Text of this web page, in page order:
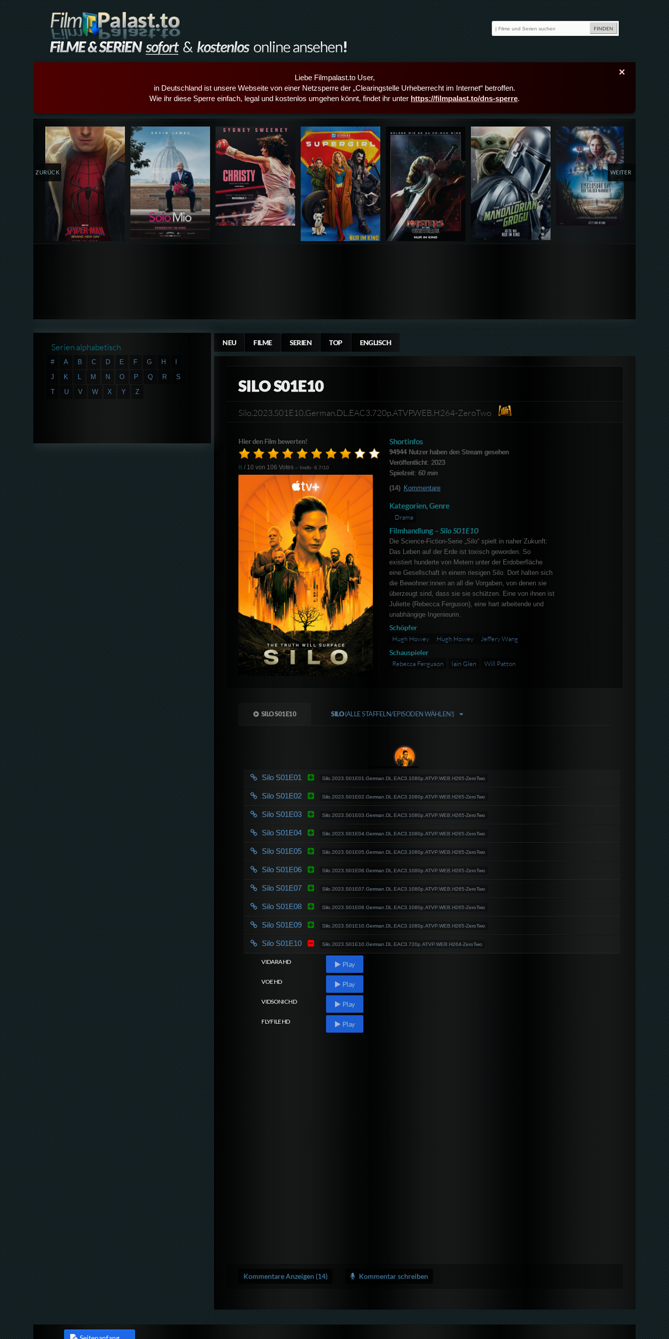
×
Liebe Filmpalast.to User,
in Deutschland ist unsere Webseite von einer Netzsperre der „Clearingstelle Urheberrecht im Internet“ betroffen.
Wie ihr diese Sperre einfach, legal und kostenlos umgehen könnt, findet ihr unter https://filmpalast.to/dns-sperre.
Details,Play Details,Play Details,Play Details,Play Details,Play Details,Play Details,Play
ZURÜCK WEITER
NEU FILME SERIEN TOP ENGLISCH
SILO S01E10
Silo.2023.S01E10.German.DL.EAC3.720p.ATVP.WEB.H264-ZeroTwo
Hier den Film bewerten!
8 / 10 von 106 Votes – Imdb: 8.7/10
Shortinfos
94944Nutzer haben den Stream gesehen
Veröffentlicht: 2023
Spielzeit: 60 min
(14) Kommentare
Kategorien, Genre
Drama
Filmhandlung –Silo S01E10
Die Science-Fiction-Serie „Silo“ spielt in naher Zukunft:
Das Leben auf der Erde ist toxisch geworden. So
existiert hunderte von Metern unter der Erdoberfläche
eine Gesellschaft in einem riesigen Silo. Dort halten sich
die Bewohner:innen an all die Vorgaben, von denen sie
überzeugt sind, dass sie sie schützen. Eine von ihnen ist
Juliette (Rebecca Ferguson), eine hart arbeitende und
unabhängige Ingenieurin.
Schöpfer
Hugh Howey Hugh Howey Jeffery Wang
Schauspieler
Rebecca Ferguson Iain Glen Will Patton
SILO S01E10 SILO(ALLE STAFFELN/EPISODEN WÄHLEN!)
Silo S01E01 Silo.2023.S01E01.German.DL.EAC3.1080p.ATVP.WEB.H265-ZeroTwo
Silo S01E02 Silo.2023.S01E02.German.DL.EAC3.1080p.ATVP.WEB.H265-ZeroTwo
Silo S01E03 Silo.2023.S01E03.German.DL.EAC3.1080p.ATVP.WEB.H265-ZeroTwo
Silo S01E04 Silo.2023.S01E04.German.DL.EAC3.1080p.ATVP.WEB.H265-ZeroTwo
Silo S01E05 Silo.2023.S01E05.German.DL.EAC3.1080p.ATVP.WEB.H265-ZeroTwo
Silo S01E06 Silo.2023.S01E06.German.DL.EAC3.1080p.ATVP.WEB.H265-ZeroTwo
Silo S01E07 Silo.2023.S01E07.German.DL.EAC3.1080p.ATVP.WEB.H265-ZeroTwo
Silo S01E08 Silo.2023.S01E08.German.DL.EAC3.1080p.ATVP.WEB.H265-ZeroTwo
Silo S01E09 Silo.2023.S01E10.German.DL.EAC3.1080p.ATVP.WEB.H265-ZeroTwo
Silo S01E10 Silo.2023.S01E10.German.DL.EAC3.720p.ATVP.WEB.H264-ZeroTwo
VIDARA HD Play
VOE HD Play
VIDSONIC HD Play
FLYFILE HD Play
Kommentare Anzeigen (14) Kommentar schreiben
Serien alphabetisch
# A B C D E F G H
J
K L M N O P Q R
S
T
U V W X Y Z